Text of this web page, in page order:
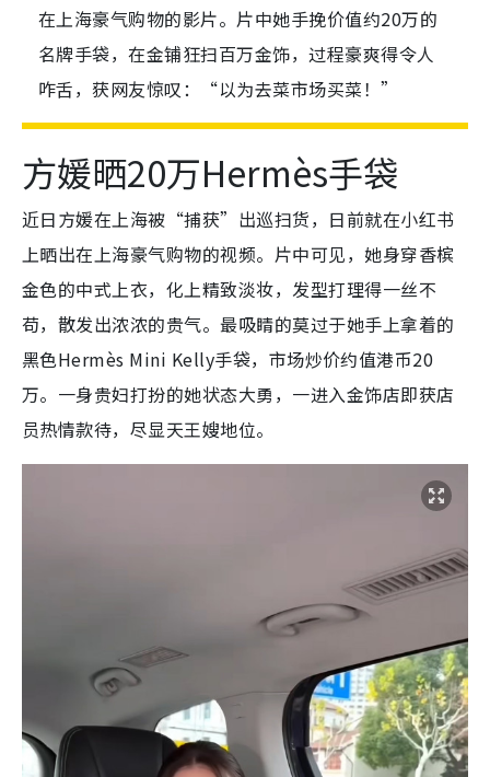
在上海豪气购物的影片。片中她手挽价值约20万的
名牌手袋，在金铺狂扫百万金饰，过程豪爽得令人
咋舌，获网友惊叹：“以为去菜市场买菜！”
方媛晒20万Hermès手袋
近日方媛在上海被“捕获”出巡扫货，日前就在小红书
上晒出在上海豪气购物的视频。片中可见，她身穿香槟
金色的中式上衣，化上精致淡妆，发型打理得一丝不
苟，散发出浓浓的贵气。最吸睛的莫过于她手上拿着的
黑色Hermès Mini Kelly手袋，市场炒价约值港币20
万。一身贵妇打扮的她状态大勇，一进入金饰店即获店
员热情款待，尽显天王嫂地位。